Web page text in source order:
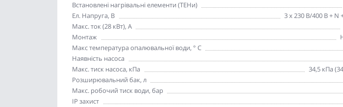
Встановлені нагрівальні елементи (ТЕНи)
Ел. Напруга, В
3 x 230 В/400 В + N
Макс. ток (28 кВт), А
Монтаж
Макс температура опалювальної води, ° С
Наявність насоса
Макс. тиск насоса, кПа
34,5 кПа
Розширювальний бак, л
Макс. робочий тиск води, бар
IP захист